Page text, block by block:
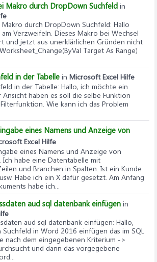
Makro durch DropDown Suchfeld in
Makro durch DropDown Suchfeld: Hallo
Verzweifeln. Dieses Makro bei Wechsel
und jetzt aus unerklärlichen Gründen nicht
Target As Range)
in der Tabelle in Microsoft Excel Hilfe
in der Tabelle: Hallo, ich möchte ein
haben es soll die selbe Funktion
Wie kann ich das Problem
eines Namens und Anzeige von
Excel Hilfe
eines Namens und Anzeige von
Ich habe eine Datentabelle mit
und Branchen in Spalten. Ist ein Kunde
Habe ich ein X dafür gesetzt. Am Anfang
habe ich...
aud sql datenbank einfügen in
aud sql datenbank einfügen: Hallo,
in Word 2016 einfügen das im SQL
nach dem eingegebenen Kriterium ->
und dann das vorgegebene